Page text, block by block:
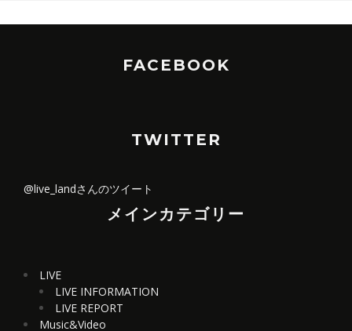
FACEBOOK
TWITTER
@live_landさんのツイート
メインカテゴリー
LIVE
LIVE INFORMATION
LIVE REPORT
Music&Video